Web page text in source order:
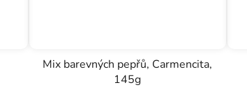
Mix barevných pepřů, Carmencita,
145g